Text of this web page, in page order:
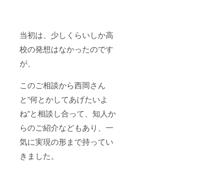
当初は、少しくらいしか高
校の発想はなかったのです
が、
このご相談から西岡さん
と”何とかしてあげたいよ
ね”と相談し合って、知人か
らのご紹介などもあり、一
気に実現の形まで持ってい
きました。